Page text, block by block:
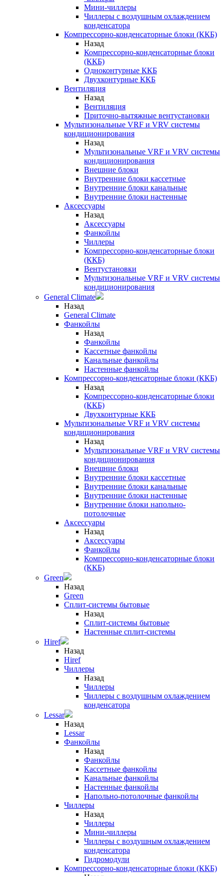
Мини-чиллеры
Чиллеры с воздушным охлаждением
конденсатора
Компрессорно-конденсаторные блоки (ККБ)
Назад
Компрессорно-конденсаторные блоки
(ККБ)
Одноконтурные ККБ
Двухконтурные ККБ
Вентиляция
Назад
Вентиляция
Приточно-вытяжные вентустановки
Мультизональные VRF и VRV системы
кондиционирования
Назад
Мультизональные VRF и VRV системы
кондиционирования
Внешние блоки
Внутренние блоки кассетные
Внутренние блоки канальные
Внутренние блоки настенные
Аксессуары
Назад
Аксессуары
Фанкойлы
Чиллеры
Компрессорно-конденсаторные блоки
(ККБ)
Вентустановки
Мультизональные VRF и VRV системы
кондиционирования
General Climate
Назад
General Climate
Фанкойлы
Назад
Фанкойлы
Кассетные фанкойлы
Канальные фанкойлы
Настенные фанкойлы
Компрессорно-конденсаторные блоки (ККБ)
Назад
Компрессорно-конденсаторные блоки
(ККБ)
Двухконтурные ККБ
Мультизональные VRF и VRV системы
кондиционирования
Назад
Мультизональные VRF и VRV системы
кондиционирования
Внешние блоки
Внутренние блоки кассетные
Внутренние блоки канальные
Внутренние блоки настенные
Внутренние блоки напольно-
потолочные
Аксессуары
Назад
Аксессуары
Фанкойлы
Компрессорно-конденсаторные блоки
(ККБ)
Green
Назад
Green
Сплит-системы бытовые
Назад
Сплит-системы бытовые
Настенные сплит-системы
Hiref
Назад
Hiref
Чиллеры
Назад
Чиллеры
Чиллеры с воздушным охлаждением
конденсатора
Lessar
Назад
Lessar
Фанкойлы
Назад
Фанкойлы
Кассетные фанкойлы
Канальные фанкойлы
Настенные фанкойлы
Напольно-потолочные фанкойлы
Чиллеры
Назад
Чиллеры
Мини-чиллеры
Чиллеры с воздушным охлаждением
конденсатора
Гидромодули
Компрессорно-конденсаторные блоки (ККБ)